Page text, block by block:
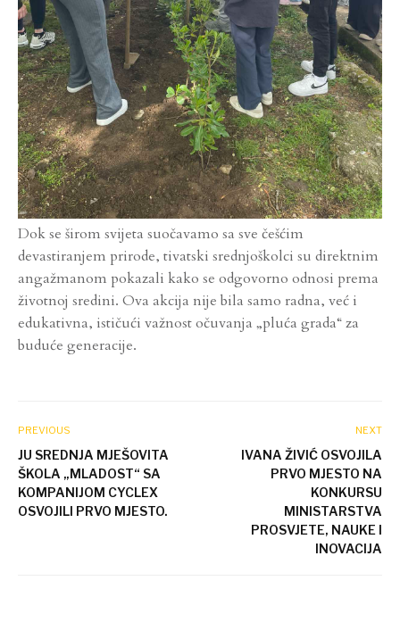
Dok se širom svijeta suočavamo sa sve češćim
devastiranjem prirode, tivatski srednjoškolci su direktnim
angažmanom pokazali kako se odgovorno odnosi prema
životnoj sredini. Ova akcija nije bila samo radna, već i
edukativna, ističući važnost očuvanja „pluća grada“ za
buduće generacije.
PREVIOUS
JU SREDNJA MJEŠOVITA
ŠKOLA „MLADOST“ SA
KOMPANIJOM CYCLEX
OSVOJILI PRVO MJESTO.
NEXT
IVANA ŽIVIĆ OSVOJILA
PRVO MJESTO NA
KONKURSU
MINISTARSTVA
PROSVJETE, NAUKE I
INOVACIJA